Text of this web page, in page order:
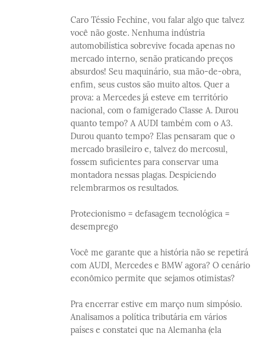
Caro Téssio Fechine, vou falar algo que talvez
você não goste. Nenhuma indústria
automobilística sobrevive focada apenas no
mercado interno, senão praticando preços
absurdos! Seu maquinário, sua mão-de-obra,
enfim, seus custos são muito altos. Quer a
prova: a Mercedes já esteve em território
nacional, com o famigerado Classe A. Durou
quanto tempo? A AUDI também com o A3.
Durou quanto tempo? Elas pensaram que o
mercado brasileiro e, talvez do mercosul,
fossem suficientes para conservar uma
montadora nessas plagas. Despiciendo
relembrarmos os resultados.
Protecionismo = defasagem tecnológica =
desemprego
Você me garante que a história não se repetirá
com AUDI, Mercedes e BMW agora? O cenário
econômico permite que sejamos otimistas?
Pra encerrar estive em março num simpósio.
Analisamos a política tributária em vários
países e constatei que na Alemanha (ela